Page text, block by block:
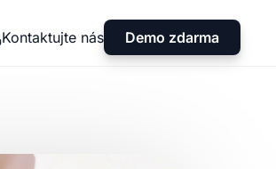
Kontaktujte nás Demo zdarma